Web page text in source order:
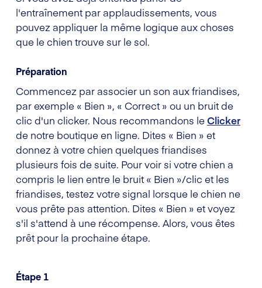
l'entraînement par applaudissements, vous
pouvez appliquer la même logique aux choses
que le chien trouve sur le sol.
Préparation
Commencez par associer un son aux friandises,
par exemple « Bien », « Correct » ou un bruit de
clic d'un clicker. Nous recommandons leClicker
de notre boutique en ligne. Dites « Bien » et
donnez à votre chien quelques friandises
plusieurs fois de suite. Pour voir si votre chien a
compris le lien entre le bruit « Bien »/clic et les
friandises, testez votre signal lorsque le chien ne
vous prête pas attention. Dites « Bien » et voyez
s'il s'attend à une récompense. Alors, vous êtes
prêt pour la prochaine étape.
Étape 1